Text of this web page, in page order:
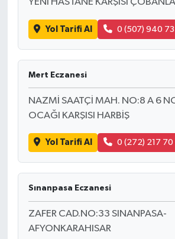
YENİ HASTANE KARŞISI
Yol Tarifi Al 0 (507) 940
Mert Eczanesi
NAZMİ SAATÇİ MAH. NO:8 A 6
OCAĞI KARŞISI HARBİŞ
Yol Tarifi Al 0 (272) 217 70
Sınanpasa Eczanesi
ZAFER CAD.NO:33 SINANPASA-
AFYONKARAHISAR